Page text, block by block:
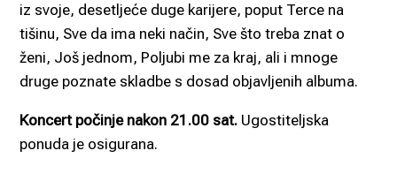
iz svoje, desetljeće duge karijere, poput Terce na
tišinu, Sve da ima neki način, Sve što treba znat o
ženi, Još jednom, Poljubi me za kraj, ali i mnoge
druge poznate skladbe s dosad objavljenih albuma.
Koncert počinje nakon 21.00 sat. Ugostiteljska
ponuda je osigurana.